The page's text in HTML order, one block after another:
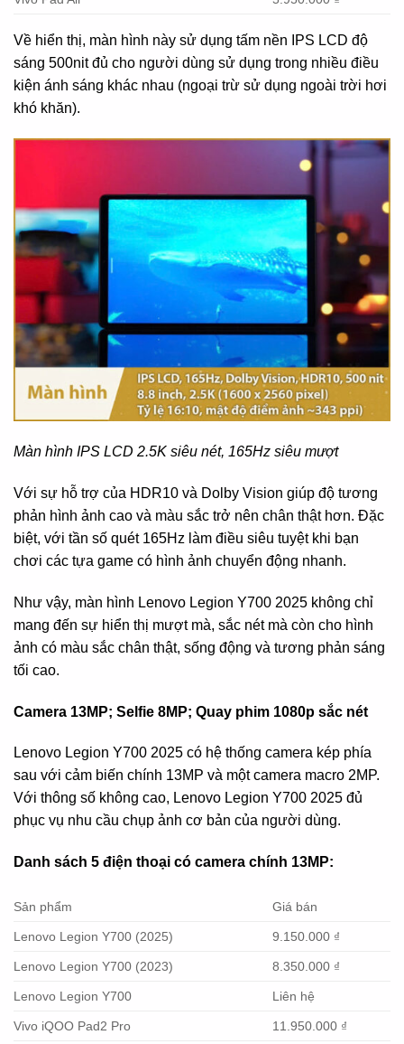
Về hiển thị, màn hình này sử dụng tấm nền IPS LCD độ
sáng 500nit đủ cho người dùng sử dụng trong nhiều điều
kiện ánh sáng khác nhau (ngoại trừ sử dụng ngoài trời hơi
khó khăn).
Màn hình IPS LCD 2.5K siêu nét, 165Hz siêu mượt
Với sự hỗ trợ của HDR10 và Dolby Vision giúp độ tương
phản hình ảnh cao và màu sắc trở nên chân thật hơn. Đặc
biệt, với tần số quét 165Hz làm điều siêu tuyệt khi bạn
chơi các tựa game có hình ảnh chuyển động nhanh.
Như vậy, màn hình Lenovo Legion Y700 2025 không chỉ
mang đến sự hiển thị mượt mà, sắc nét mà còn cho hình
ảnh có màu sắc chân thật, sống động và tương phản sáng
tối cao.
Camera 13MP; Selfie 8MP; Quay phim 1080p sắc nét
Lenovo Legion Y700 2025 có hệ thống camera kép phía
sau với cảm biến chính 13MP và một camera macro 2MP.
Với thông số không cao, Lenovo Legion Y700 2025 đủ
phục vụ nhu cầu chụp ảnh cơ bản của người dùng.
Danh sách 5 điện thoại có camera chính 13MP:
Sản phẩm Giá bán
Lenovo Legion Y700 (2025) 9.150.000 ₫
Lenovo Legion Y700 (2023) 8.350.000 ₫
Lenovo Legion Y700 Liên hệ
Vivo iQOO Pad2 Pro 11.950.000 ₫